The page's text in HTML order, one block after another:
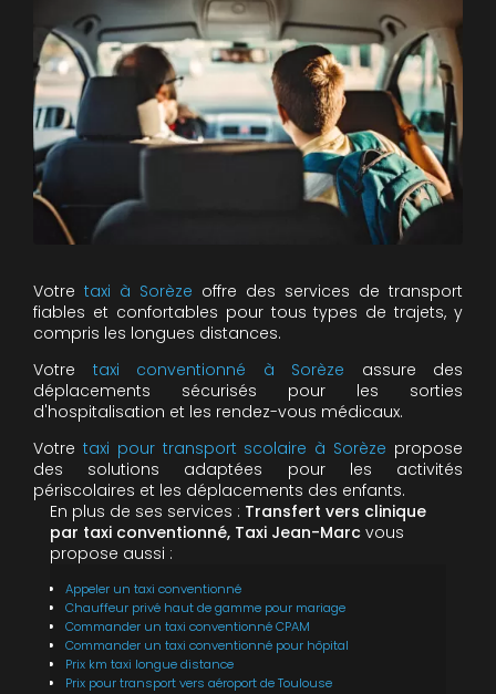
Votre taxi à Sorèze offre des services de transport
fiables et confortables pour tous types de trajets, y
compris les longues distances.
Votre taxi conventionné à Sorèze assure des
déplacements sécurisés pour les sorties
d'hospitalisation et les rendez-vous médicaux.
Votre taxi pour transport scolaire à Sorèze propose
des solutions adaptées pour les activités
périscolaires et les déplacements des enfants.
En plus de ses services : Transfert vers clinique
par taxi conventionné, Taxi Jean-Marc vous
propose aussi :
Appeler un taxi conventionné
Chauffeur privé haut de gamme pour mariage
Commander un taxi conventionné CPAM
Commander un taxi conventionné pour hôpital
Prix km taxi longue distance
Prix pour transport vers aéroport de Toulouse